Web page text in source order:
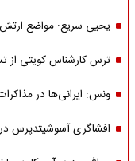
یحیی سریع: مواضع
ترس کارشناس کویتی از
ونس: ایرانی‌ها در
افشاگری آسوشیتدپرس